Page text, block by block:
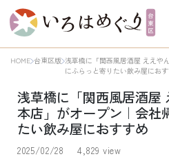
HOME 台東区版 浅草橋に「関西風居酒屋 ええや
にふらっと寄りたい飲み屋にお
浅草橋に「関西風居酒屋
本店」がオープン｜会社
たい飲み屋におすすめ
2025/02/28 4,829 view